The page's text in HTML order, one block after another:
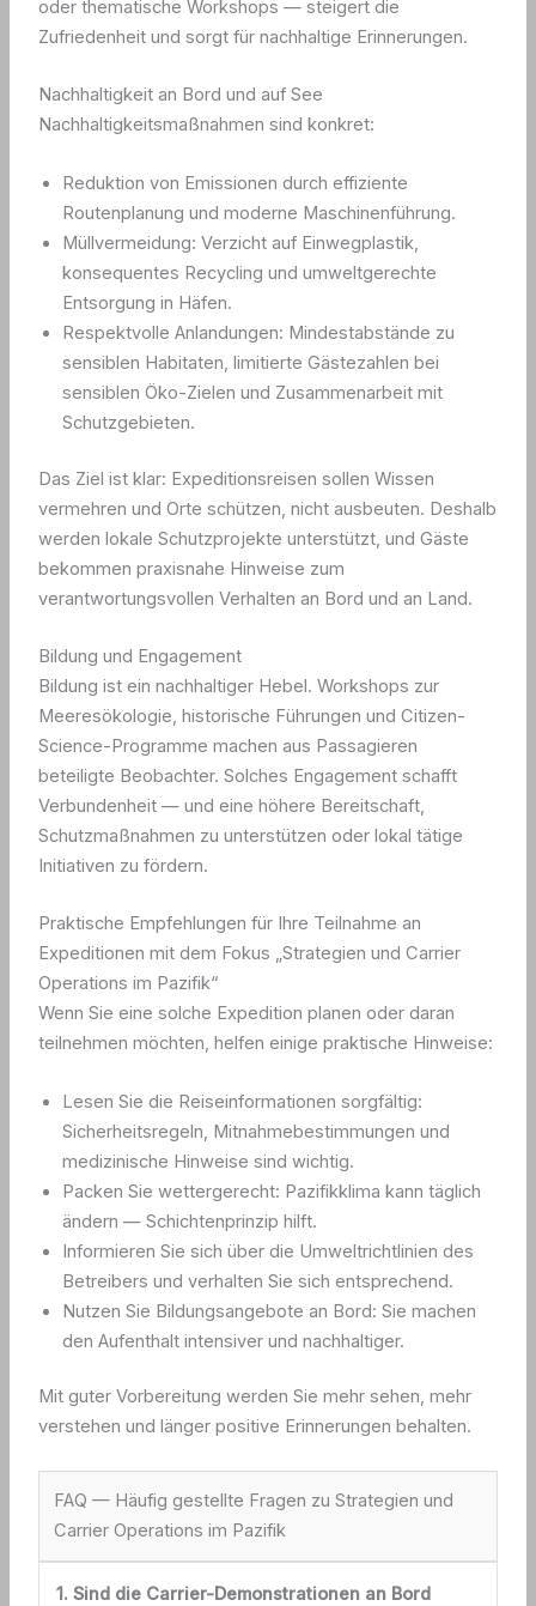
oder thematische Workshops — steigert die
Zufriedenheit und sorgt für nachhaltige Erinnerungen.
Nachhaltigkeit an Bord und auf See
Nachhaltigkeitsmaßnahmen sind konkret:
Reduktion von Emissionen durch effiziente
Routenplanung und moderne Maschinenführung.
Müllvermeidung: Verzicht auf Einwegplastik,
konsequentes Recycling und umweltgerechte
Entsorgung in Häfen.
Respektvolle Anlandungen: Mindestabstände zu
sensiblen Habitaten, limitierte Gästezahlen bei
sensiblen Öko-Zielen und Zusammenarbeit mit
Schutzgebieten.
Das Ziel ist klar: Expeditionsreisen sollen Wissen
vermehren und Orte schützen, nicht ausbeuten. Deshalb
werden lokale Schutzprojekte unterstützt, und Gäste
bekommen praxisnahe Hinweise zum
verantwortungsvollen Verhalten an Bord und an Land.
Bildung und Engagement
Bildung ist ein nachhaltiger Hebel. Workshops zur
Meeresökologie, historische Führungen und Citizen-
Science-Programme machen aus Passagieren
beteiligte Beobachter. Solches Engagement schafft
Verbundenheit — und eine höhere Bereitschaft,
Schutzmaßnahmen zu unterstützen oder lokal tätige
Initiativen zu fördern.
Praktische Empfehlungen für Ihre Teilnahme an
Expeditionen mit dem Fokus „Strategien und Carrier
Operations im Pazifik“
Wenn Sie eine solche Expedition planen oder daran
teilnehmen möchten, helfen einige praktische Hinweise:
Lesen Sie die Reiseinformationen sorgfältig:
Sicherheitsregeln, Mitnahmebestimmungen und
medizinische Hinweise sind wichtig.
Packen Sie wettergerecht: Pazifikklima kann täglich
ändern — Schichtenprinzip hilft.
Informieren Sie sich über die Umweltrichtlinien des
Betreibers und verhalten Sie sich entsprechend.
Nutzen Sie Bildungsangebote an Bord: Sie machen
den Aufenthalt intensiver und nachhaltiger.
Mit guter Vorbereitung werden Sie mehr sehen, mehr
verstehen und länger positive Erinnerungen behalten.
FAQ — Häufig gestellte Fragen zu Strategien und
Carrier Operations im Pazifik
1. Sind die Carrier-Demonstrationen an Bord